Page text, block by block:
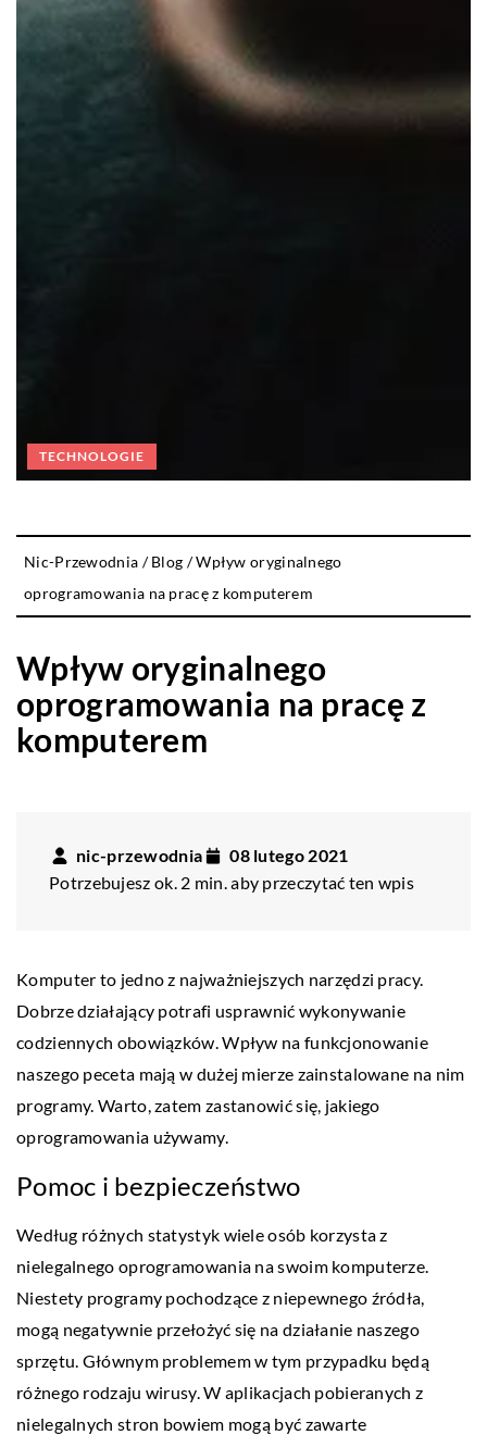
TECHNOLOGIE
Nic-Przewodnia /Blog /Wpływ oryginalnego
oprogramowania na pracę z komputerem
Wpływ oryginalnego
oprogramowania na pracę z
komputerem
nic-przewodnia
08 lutego 2021
Potrzebujesz ok. 2 min. aby przeczytać ten wpis
Komputer to jedno z najważniejszych narzędzi pracy.
Dobrze działający potrafi usprawnić wykonywanie
codziennych obowiązków. Wpływ na funkcjonowanie
naszego peceta mają w dużej mierze zainstalowane na nim
programy. Warto, zatem zastanowić się, jakiego
oprogramowania używamy.
Pomoc i bezpieczeństwo
Według różnych statystyk wiele osób korzysta z
nielegalnego oprogramowania na swoim komputerze.
Niestety programy pochodzące z niepewnego źródła,
mogą negatywnie przełożyć się na działanie naszego
sprzętu. Głównym problemem w tym przypadku będą
różnego rodzaju wirusy. W aplikacjach pobieranych z
nielegalnych stron bowiem mogą być zawarte